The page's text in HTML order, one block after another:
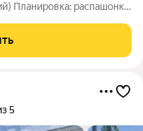
Планировка: распашонка
вариант под
5